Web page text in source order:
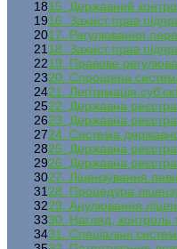
1815. Державний
1916. Захист прав
2017. Регулювання
21 18. Захист прав
2219. Правове
2320. Спрощена система
2421. Легітимація
2522. Державна
2623. Державна
2724. Система
2825. Державна
2926. Державна
3027. Ліцензування
31 28. Процедура
3229. Анулювання
3330. Нагляд, контроль
3431. Спеціальні